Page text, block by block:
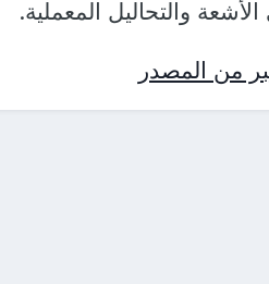
والتحاليل المعملية.
من المصدر